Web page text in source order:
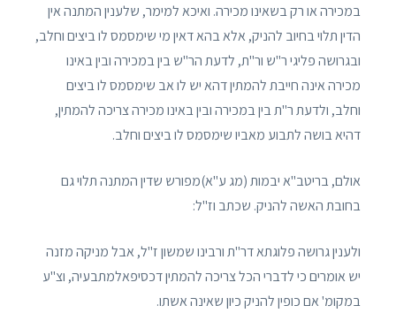
במכירה או רק בשאינו מכירה. ואיכא למימר, שלענין המתנה אין
הדין תלוי בחיוב להניק, אלא בהא דאין מי שימסמס לו ביצים וחלב,
ובגרושה פליגי ר"ש ור"ת, לדעת הר"ש בין במכירה ובין באינו
מכירה אינה חייבת להמתין דהא יש לו אב שימסמס לו ביצים
וחלב, ולדעת ר"ת בין במכירה ובין באינו מכירה צריכה להמתין,
דהיא בושה לתבוע מאביו שימסמס לו ביצים וחלב.
אולם, בריטב"א יבמות (מג ע"א)מפורש שדין המתנה תלוי גם
בחובת האשה להניק. שכתב וז"ל:
ולענין גרושה פלוגתא דר"ת ורבינו שמשון ז"ל, אבל מניקה מזנה
יש אומרים כי לדברי הכל צריכה להמתין דכסיפאלמתבעיה, וצ"ע
במקומ' אם כופין להניק כיון שאינה אשתו.